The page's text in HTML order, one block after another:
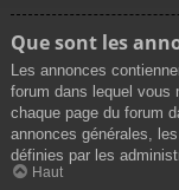
Que sont les
Les annonces
forum dans lequel vous
chaque page du forum
annonces générales,
définies par les
Haut